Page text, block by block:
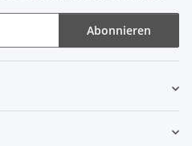
Abonnieren